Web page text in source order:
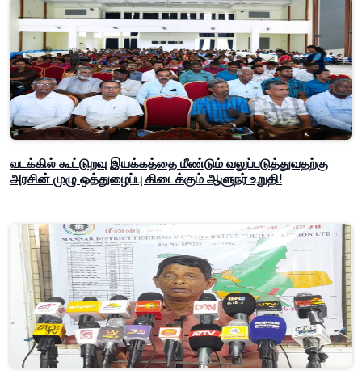
வடக்கில் கூட்டுறவு இயக்கத்தை மீண்டும் வலுப்படுத்துவதற்கு
அரசின் முழு ஒத்துழைப்பு கிடைக்கும் ஆளுநர் உறுதி!